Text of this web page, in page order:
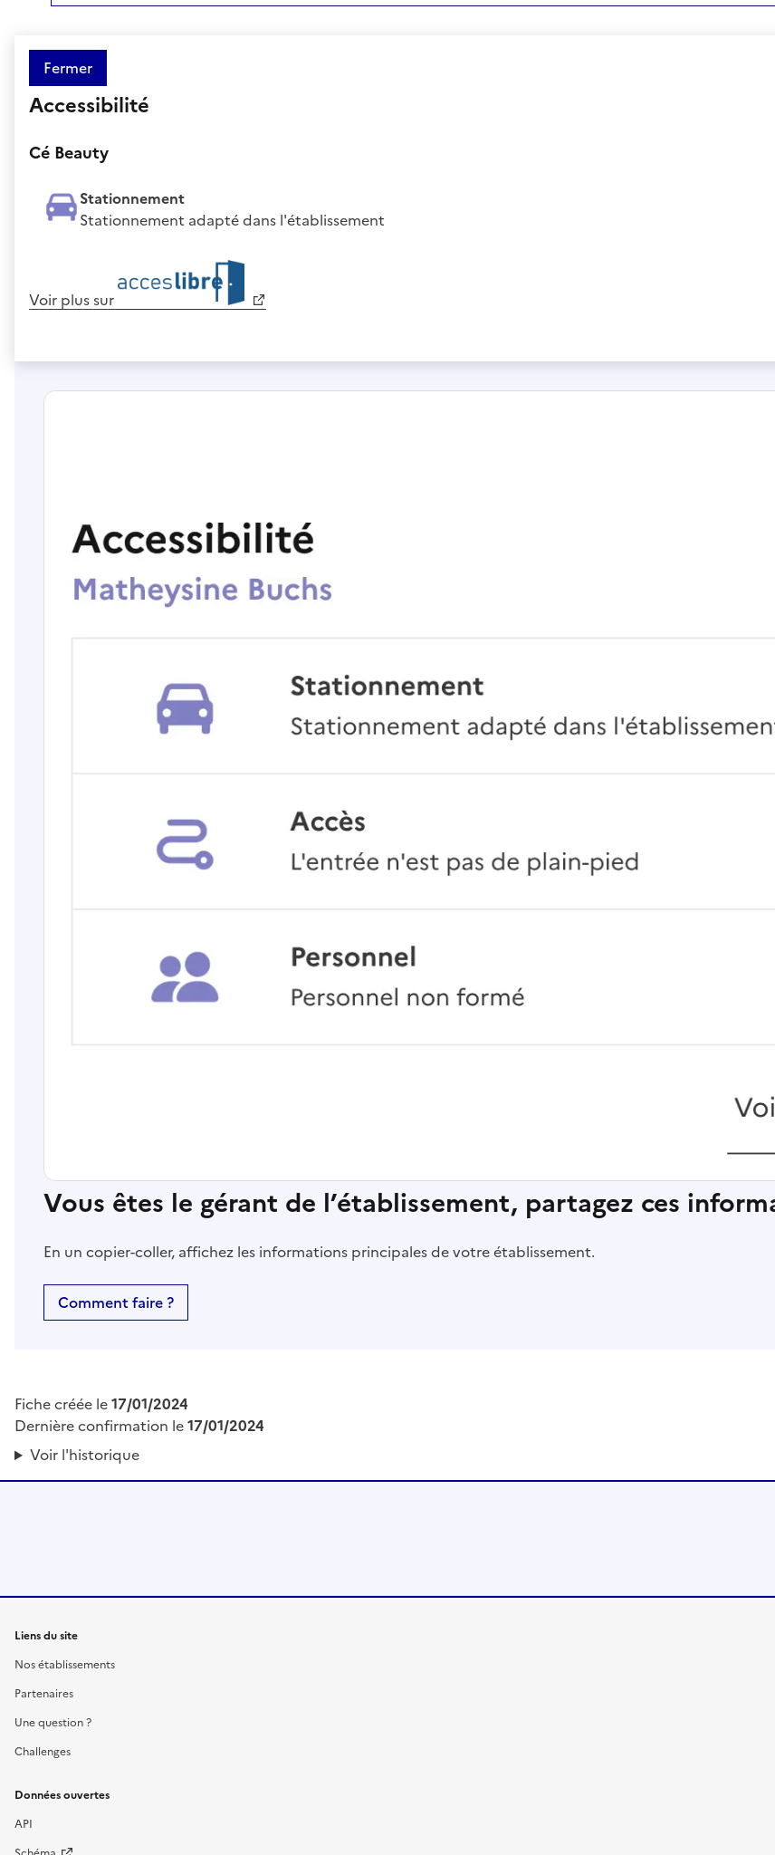
Fermer
Accessibilité
Cé Beauty
Stationnement
Stationnement adapté dans l'établissement
Voir plus sur
Vous êtes le gérant de l’établissement, partagez ces
En un copier-coller, affichez les informations principales de votre établissement.
Comment faire ?
Fiche créée le17/01/2024
Dernière confirmation le17/01/2024
Voir l'historique
Liens du site
Nos établissements
Partenaires
Une question ?
Challenges
Données ouvertes
API